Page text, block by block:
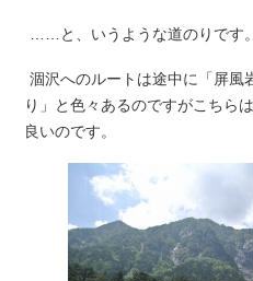
……と、いうような道のりです。
涸沢へのルートは途中に「屏風
り」と色々あるのですがこち
良いのです。